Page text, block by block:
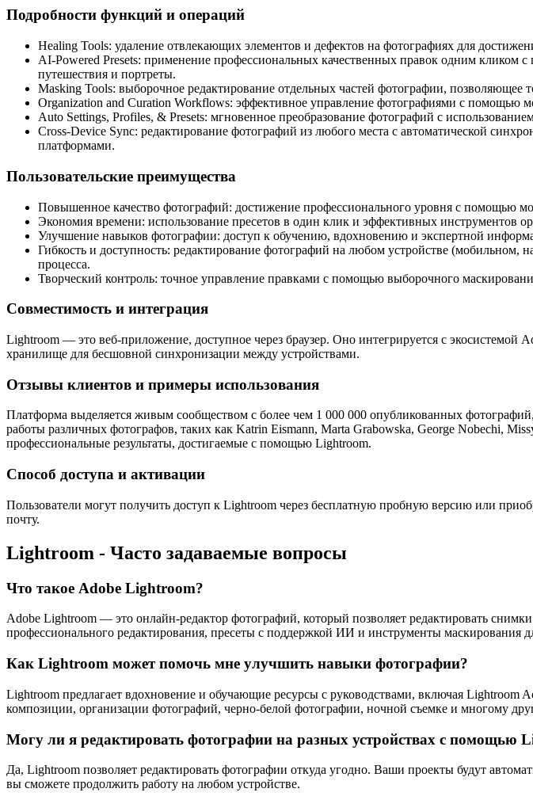
Подробности функций и операций
Healing Tools: удаление отвлекающих элементов и дефектов на фотографиях для
AI-Powered Presets: применение профессиональных качественных правок одним кликом
путешествия и портреты.
Masking Tools: выборочное редактирование отдельных частей фотографии, позволяющее
Organization and Curation Workflows: эффективное управление фотографиями с помощью
Auto Settings, Profiles, & Presets: мгновенное преобразование фотографий с
Cross-Device Sync: редактирование фотографий из любого места с автоматической
платформами.
Пользовательские преимущества
Повышенное качество фотографий: достижение профессионального уровня с помощью
Экономия времени: использование пресетов в один клик и эффективных инструментов
Улучшение навыков фотографии: доступ к обучению, вдохновению и экспертной
Гибкость и доступность: редактирование фотографий на любом устройстве (мобильном,
процесса.
Творческий контроль: точное управление правками с помощью выборочного
Совместимость и интеграция
Lightroom — это веб-приложение, доступное через браузер. Оно интегрируется с экосистемой
хранилище для бесшовной синхронизации между устройствами.
Отзывы клиентов и примеры использования
Платформа выделяется живым сообществом с более чем 1 000 000 опубликованных
работы различных фотографов, таких как Katrin Eismann, Marta Grabowska, George Nobechi,
профессиональные результаты, достигаемые с помощью Lightroom.
Способ доступа и активации
Пользователи могут получить доступ к Lightroom через бесплатную пробную версию или
почту.
Lightroom - Часто задаваемые вопросы
Что такое Adobe Lightroom?
Adobe Lightroom — это онлайн-редактор фотографий, который позволяет редактировать
профессионального редактирования, пресеты с поддержкой ИИ и инструменты маскирования
Как Lightroom может помочь мне улучшить навыки фотографии?
Lightroom предлагает вдохновение и обучающие ресурсы с руководствами, включая
композиции, организации фотографий, черно-белой фотографии, ночной съемке и многому
Могу ли я редактировать фотографии на разных устройствах с помощью
Да, Lightroom позволяет редактировать фотографии откуда угодно. Ваши проекты будут
вы сможете продолжить работу на любом устройстве.